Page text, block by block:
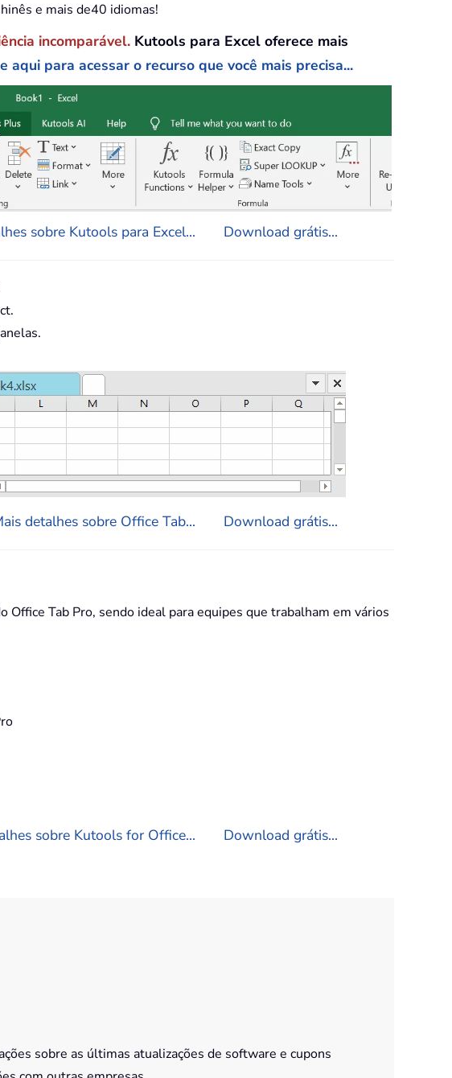
e mais de40 idiomas!
incomparável. Kutools para Excel oferece mais
aqui para acessar o recurso que você mais precisa...
sobre Kutools para Excel... Download grátis...
detalhes sobre Office Tab... Download grátis...
Tab Pro, sendo ideal para equipes que trabalham em vários
sobre Kutools for Office... Download grátis...
sobre as últimas atualizações de software e cupons